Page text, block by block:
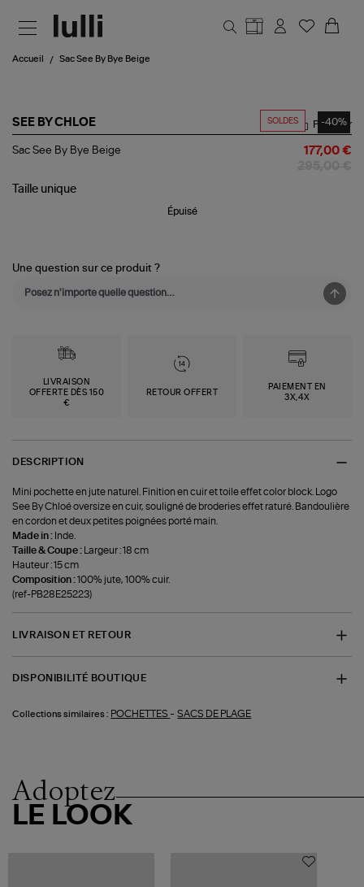
Accueil Sac See By Bye Beige
SOLDES -40%
SEE BY CHLOE
Sac
Bye
Partager
Sac See By Bye Beige 177,00 €
Taille unique
Épuisé
Une question sur ce produit ?
LIVRAISON
OFFERTE DÈS 150
€
RETOUR OFFERT
PAIEMENT EN
3X,4X
DESCRIPTION
Mini pochette en jute naturel. Finition en cuir et toile effet color block. Logo
See By Chloé oversize en cuir, souligné de broderies effet raturé. Bandoulière
en cordon et deux petites poignées porté main.
Made in : Inde.
Taille & Coupe :
Largeur : 18 cm
Hauteur : 15 cm
Composition :100% jute, 100% cuir.
(ref-PB28E25223)
LIVRAISON ET RETOUR
DISPONIBILITÉ BOUTIQUE
Collections similaires : POCHETTES -SACS DE PLAGE
Adoptez
LE LOOK